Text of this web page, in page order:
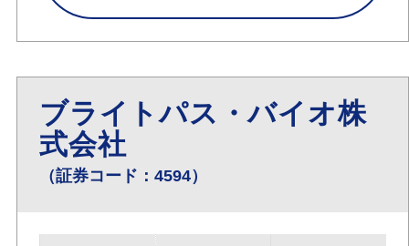
ブライトパス・バイオ株
式会社
（証券コード：4594）